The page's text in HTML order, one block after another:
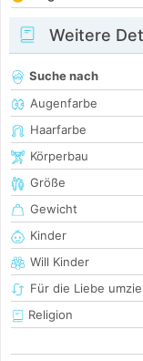
Weitere
Suche nach
Augenfarbe
Haarfarbe
Körperbau
Größe
Gewicht
Kinder
Will Kinder
Für die Liebe
Religion